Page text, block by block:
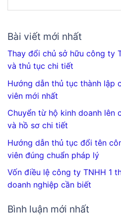
Bài viết mới nhất
Thay đổi chủ sở hữu công ty
và thủ tục chi tiết
Hướng dẫn thủ tục thành lập
viên mới nhất
Chuyển từ hộ kinh doanh lên
và hồ sơ chi tiết
Hướng dẫn thủ tục đổi tên
viên đúng chuẩn pháp lý
Vốn điều lệ công ty TNHH 1
doanh nghiệp cần biết
Bình luận mới nhất